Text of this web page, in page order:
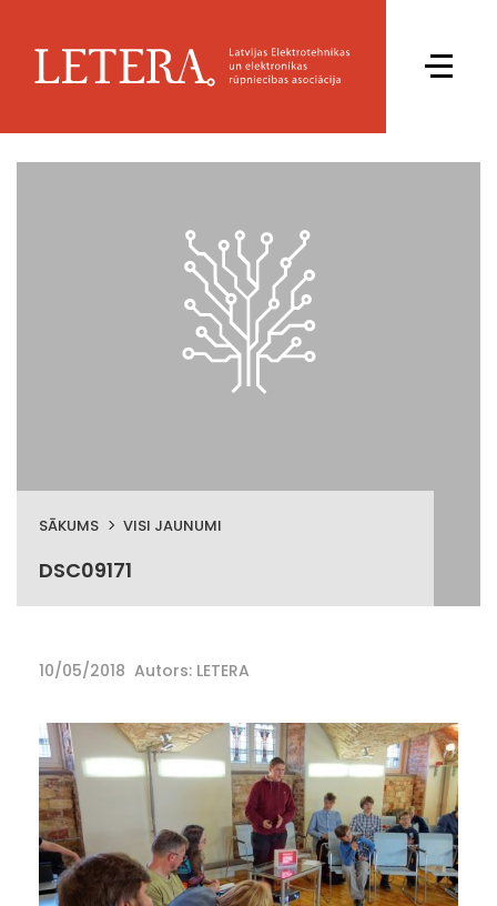
SĀKUMS VISI JAUNUMI
DSC09171
10/05/2018 Autors: LETERA